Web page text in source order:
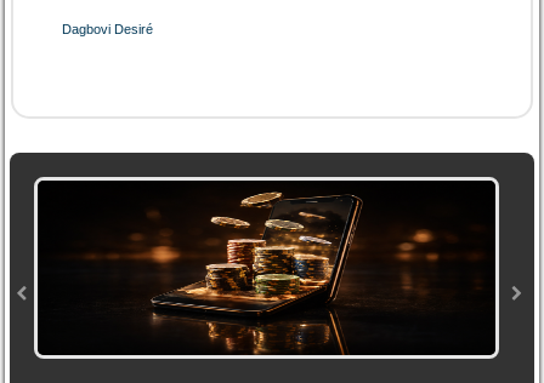
Dagbovi Desiré